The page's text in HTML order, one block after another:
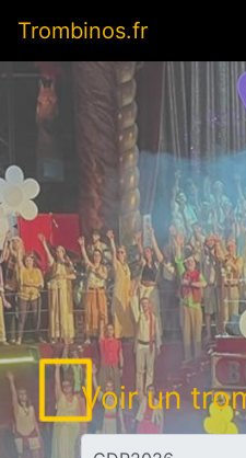
Trombinos.fr
Voir un
Code trombinoscope